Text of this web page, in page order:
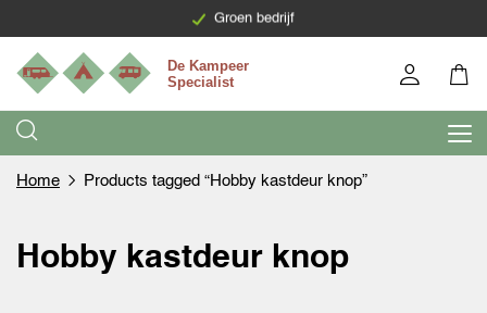
Groen bedrijf
Levering binnen 7 werkdagen
Home Products tagged “Hobby kastdeur knop”
Hobby kastdeur knop